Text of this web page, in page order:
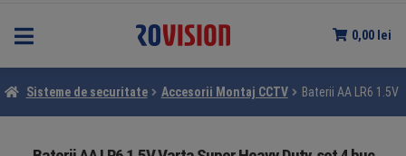
0,00 lei
Sisteme de securitate Accesorii Montaj CCTV Baterii AA LR6 1.5V